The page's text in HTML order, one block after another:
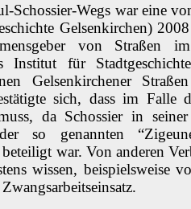
Schossier-Wegs war eine
Gelsenkirchen)
von Straßen
Institut für
Gelsenkirchener
sich, dass im Falle
da Schossier in seiner
so genannten
war. Von anderen
wissen, beispielsweise